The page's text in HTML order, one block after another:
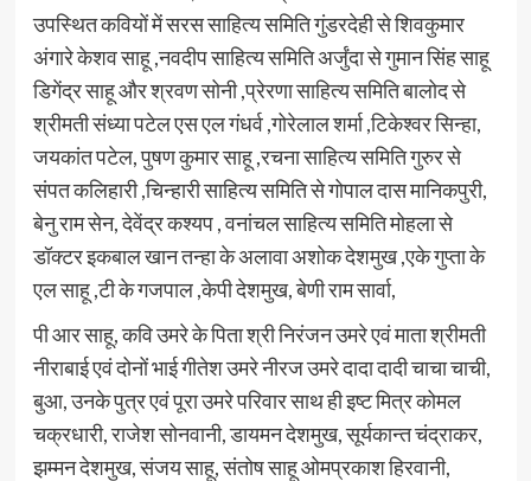
उपस्थित कवियों में सरस साहित्य समिति गुंडरदेही से शिवकुमार
अंगारे केशव साहू ,नवदीप साहित्य समिति अर्जुंदा से गुमान सिंह साहू
डिगेंद्र साहू और श्रवण सोनी ,प्रेरणा साहित्य समिति बालोद से
श्रीमती संध्या पटेल एस एल गंधर्व ,गोरेलाल शर्मा ,टिकेश्वर सिन्हा,
जयकांत पटेल, पुषण कुमार साहू ,रचना साहित्य समिति गुरुर से
संपत कलिहारी ,चिन्हारी साहित्य समिति से गोपाल दास मानिकपुरी,
बेनु राम सेन, देवेंद्र कश्यप , वनांचल साहित्य समिति मोहला से
डॉक्टर इकबाल खान तन्हा के अलावा अशोक देशमुख ,एके गुप्ता के
एल साहू ,टी के गजपाल ,केपी देशमुख, बेणी राम सार्वा,
पी आर साहू, कवि उमरे के पिता श्री निरंजन उमरे एवं माता श्रीमती
नीराबाई एवं दोनों भाई गीतेश उमरे नीरज उमरे दादा दादी चाचा चाची,
बुआ, उनके पुत्र एवं पूरा उमरे परिवार साथ ही इष्ट मित्र कोमल
चक्रधारी, राजेश सोनवानी, डायमन देशमुख, सूर्यकान्त चंद्राकर,
झम्मन देशमुख, संजय साहू, संतोष साहू ओमप्रकाश हिरवानी,